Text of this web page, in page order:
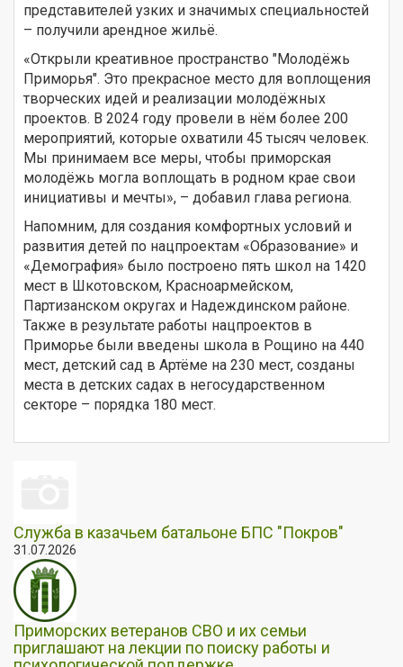
представителей узких и значимых специальностей
– получили арендное жильё.
«Открыли креативное пространство "Молодёжь
Приморья". Это прекрасное место для воплощения
творческих идей и реализации молодёжных
проектов. В 2024 году провели в нём более 200
мероприятий, которые охватили 45 тысяч человек.
Мы принимаем все меры, чтобы приморская
молодёжь могла воплощать в родном крае свои
инициативы и мечты», – добавил глава региона.
Напомним, для создания комфортных условий и
развития детей по нацпроектам «Образование» и
«Демография» было построено пять школ на 1420
мест в Шкотовском, Красноармейском,
Партизанском округах и Надеждинском районе.
Также в результате работы нацпроектов в
Приморье были введены школа в Рощино на 440
мест, детский сад в Артёме на 230 мест, созданы
места в детских садах в негосударственном
секторе – порядка 180 мест.
Служба в казачьем батальоне БПС "Покров"
31.07.2026
Приморских ветеранов СВО и их семьи
приглашают на лекции по поиску работы и